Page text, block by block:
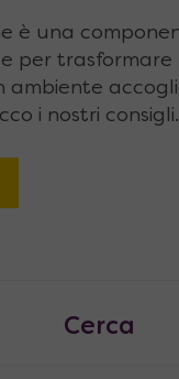
è una
per trasformare
ambiente
i nostri consigli.
Cerca